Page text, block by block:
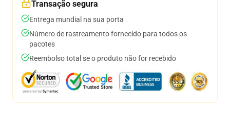
Transação segura
Entrega mundial na sua porta
Número de rastreamento fornecido para todos os
pacotes
Reembolso total se o produto não for recebido